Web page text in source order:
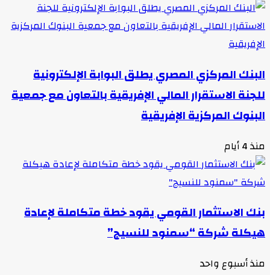
البنك المركزي المصري يطلق البوابة الإلكترونية
للجنة الاستقرار المالي الإفريقية بالتعاون مع جمعية
البنوك المركزية الإفريقية
منذ 4 أيام
بنك الاستثمار القومي يقود خطة متكاملة لإعادة
هيكلة شركة “سمنود للنسيج”
منذ أسبوع واحد